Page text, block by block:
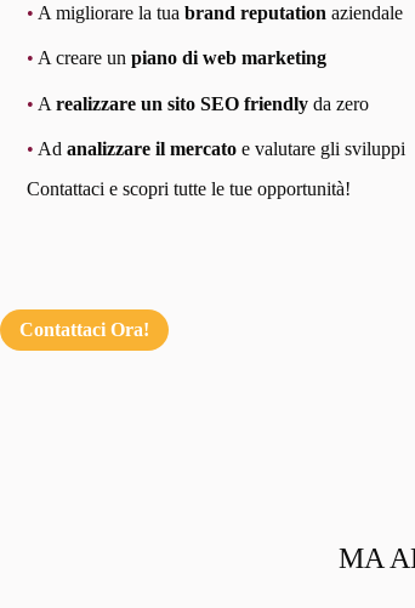
• A migliorare la tua brand reputation aziendale
• A creare un piano di web marketing
• A realizzare un sito SEO friendly da zero
• Ad analizzare il mercato e valutare gli sviluppi
Contattaci e scopri tutte le tue opportunità!
Contattaci Ora!
MA